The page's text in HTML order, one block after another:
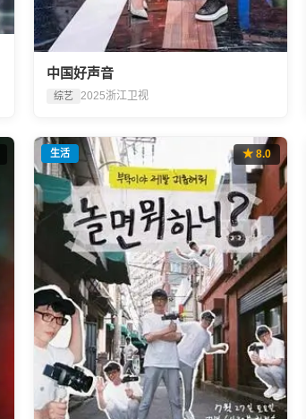
中国好声音
综艺 2025浙江卫视
生活 ★ 8.0